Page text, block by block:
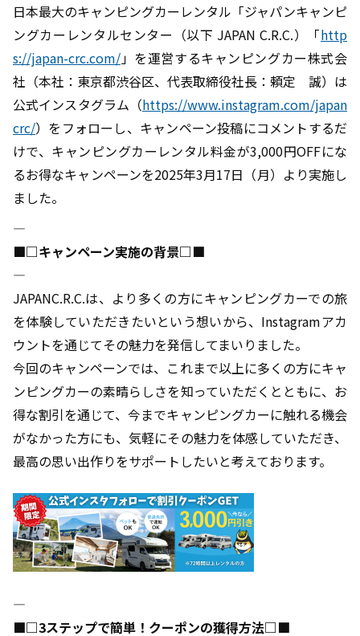
日本最大のキャンピングカーレンタル「ジャパンキャンピ
ングカーレンタルセンター（以下 JAPAN C.R.C.）「http
s://japan-crc.com/」を運営するキャンピングカー株式会
社（本社：東京都渋谷区、代表取締役社長：頼定 誠）は
公式インスタグラム（https://www.instagram.com/japan
crc/）をフォローし、キャンペーン投稿にコメントするだ
けで、キャンピングカーレンタル料金が3,000円OFFにな
るお得なキャンペーンを2025年3月17日（月）より実施し
ました。
――――――――――――――――――――――――――――――――――――――――
■□キャンペーン実施の背景□■
――――――――――――――――――――――――――――――――――――――――
JAPANC.R.C.は、より多くの方にキャンピングカーでの旅
を体験していただきたいという想いから、Instagramアカ
ウントを通じてその魅力を発信してまいりました。
今回のキャンペーンでは、これまで以上に多くの方にキャ
ンピングカーの素晴らしさを知っていただくとともに、お
得な割引を通じて、今までキャンピングカーに触れる機会
がなかった方にも、気軽にその魅力を体感していただき、
最高の思い出作りをサポートしたいと考えております。
――――――――――――――――――――――――――――――――――――――――
■□3ステップで簡単！クーポンの獲得方法□■